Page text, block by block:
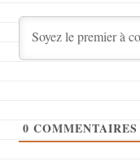
0 COMMENTAIRES